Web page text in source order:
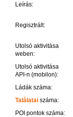
Leírás:
Regisztrált:
Utolsó aktivitása
weben:
Utolsó aktivitása
API-n (mobilon):
Ládák száma:
Találataiszáma:
POI pontok száma: